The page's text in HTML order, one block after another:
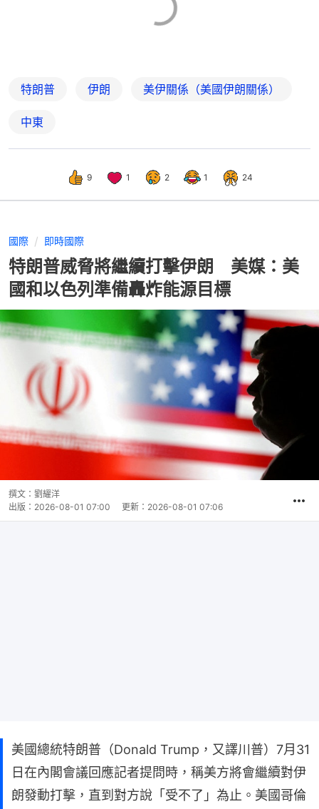
特朗普 伊朗 美伊關係（美國伊朗關係）
中東
9 1 2 1 24
國際 即時國際
特朗普威脅將繼續打擊伊朗 美媒：美
國和以色列準備轟炸能源目標
撰文： 劉耀洋
出版： 2026-08-01 07:00 更新： 2026-08-01 07:06
美國總統特朗普（Donald Trump，又譯川普）7月31
日在內閣會議回應記者提問時，稱美方將會繼續對伊
朗發動打擊，直到對方說「受不了」為止。美國哥倫